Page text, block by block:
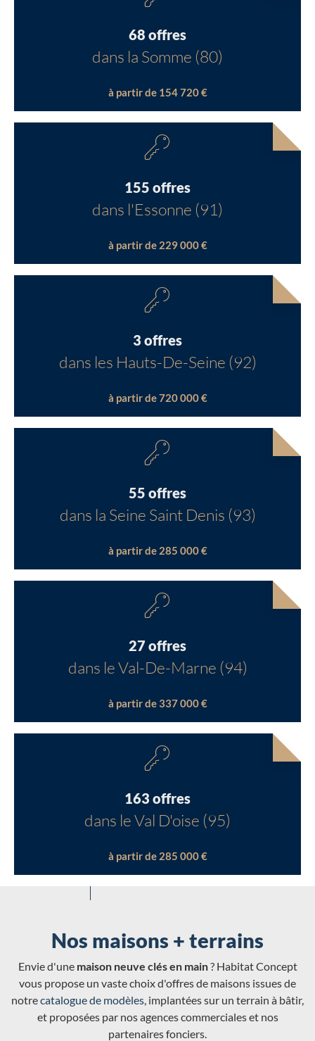
68 offres
dans la Somme (80)
à partir de 154 720 €
155 offres
dans l'Essonne (91)
à partir de 229 000 €
3 offres
dans les Hauts-De-Seine (92)
à partir de 720 000 €
55 offres
dans la Seine Saint Denis (93)
à partir de 285 000 €
27 offres
dans le Val-De-Marne (94)
à partir de 337 000 €
163 offres
dans le Val D'oise (95)
à partir de 285 000 €
Nos maisons + terrains
Envie d'une maison neuve clés en main? Habitat Concept
vous propose un vaste choix d'offres de maisons issues de
notrecatalogue de modèles, implantées sur un terrain à bâtir,
et proposées par nos agences commerciales et nos
partenaires fonciers.